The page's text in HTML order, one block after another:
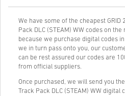
We have some of the cheapest
Pack DLC (STEAM) WW codes on
because we purchase digital codes
we in turn pass onto you, our
can be rest assured our codes are
from official suppliers.
Once purchased, we will send you
Track Pack DLC (STEAM) WW